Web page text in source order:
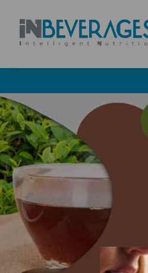
Σύμφωνα με το
Συμβουλίου της